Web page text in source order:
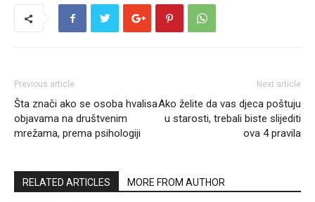
Previous article
Šta znači ako se osoba hvalisa
objavama na društvenim
mrežama, prema psihologiji
Next article
Ako želite da vas djeca poštuju
u starosti, trebali biste slijediti
ova 4 pravila
RELATED ARTICLES MORE FROM AUTHOR